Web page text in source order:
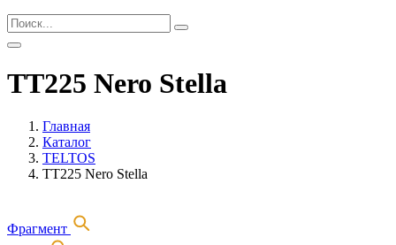
TT225 Nero Stella
Главная
Каталог
TELTOS
TT225 Nero Stella
Фрагмент